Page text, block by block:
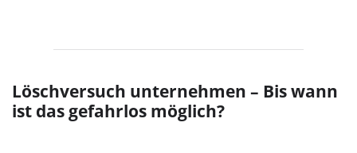
Löschversuch unternehmen – Bis wann
ist das gefahrlos möglich?